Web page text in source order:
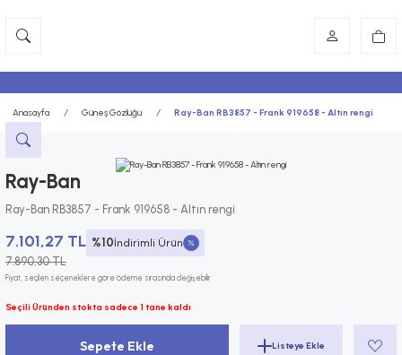
Anasayfa Güneş Gözlüğü Ray-Ban RB3857 - Frank 919658 - Altın rengi
Ray-Ban
Ray-Ban RB3857 - Frank 919658 - Altın rengi
7.101,27 TL
7.890,30 TL
%10İndirimli Ürün
Fiyat, seçilen seçeneklere göre ödeme sırasında değişebilir
Seçili Üründen stokta sadece 1 tane kaldı
Sepete Ekle